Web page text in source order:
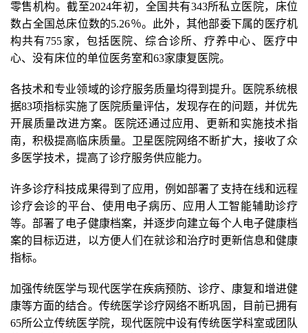
零售机构。截至2024年初，全国共有343所私立医院，床位
数占全国总床位数的5.26％。此外，其他部委下属的医疗机
构共有755家，包括医院、综合诊所、疗养中心、医疗中
心、没有床位的单位医务室和63家康复医院。
各技术和专业领域的诊疗服务质量均得到提升。医院系统根
据83项指标实施了医院质量评估，发现存在的问题，并优先
开展质量改进方案。医院还通过应用、更新和实施技术指
南，积极提高临床质量。卫星医院网络不断扩大，接收了众
多医学技术，提高了诊疗服务供应能力。
许多诊疗科技成果得到了应用，例如部署了支持在线和远程
诊疗会诊的平台、使用电子病历、应用人工智能辅助诊疗
等。部署了电子健康档案，并逐步向建立每个人电子健康档
案的目标迈进，以方便人们在就诊和治疗时更新信息和健康
指标。
加强传统医学与现代医学在疾病预防、诊疗、康复和增进健
康等方面的结合。传统医学诊疗网络不断巩固，目前已拥有
65所公立传统医学院，现代医院中设有传统医学科室或团队